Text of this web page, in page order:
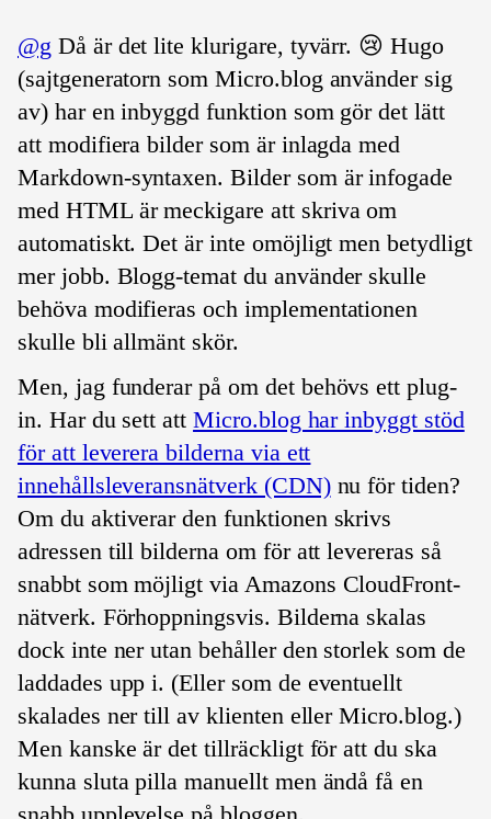
@g Då är det lite klurigare, tyvärr. 😢 Hugo
(sajtgeneratorn som Micro.blog använder sig
av) har en inbyggd funktion som gör det lätt
att modifiera bilder som är inlagda med
Markdown-syntaxen. Bilder som är infogade
med HTML är meckigare att skriva om
automatiskt. Det är inte omöjligt men betydligt
mer jobb. Blogg-temat du använder skulle
behöva modifieras och implementationen
skulle bli allmänt skör.
Men, jag funderar på om det behövs ett plug-
in. Har du sett attMicro.blog har inbyggt stöd
för att leverera bilderna via ett
innehållsleveransnätverk (CDN)nu för tiden?
Om du aktiverar den funktionen skrivs
adressen till bilderna om för att levereras så
snabbt som möjligt via Amazons CloudFront-
nätverk. Förhoppningsvis. Bilderna skalas
dock inte ner utan behåller den storlek som de
laddades upp i. (Eller som de eventuellt
skalades ner till av klienten eller Micro.blog.)
Men kanske är det tillräckligt för att du ska
kunna sluta pilla manuellt men ändå få en